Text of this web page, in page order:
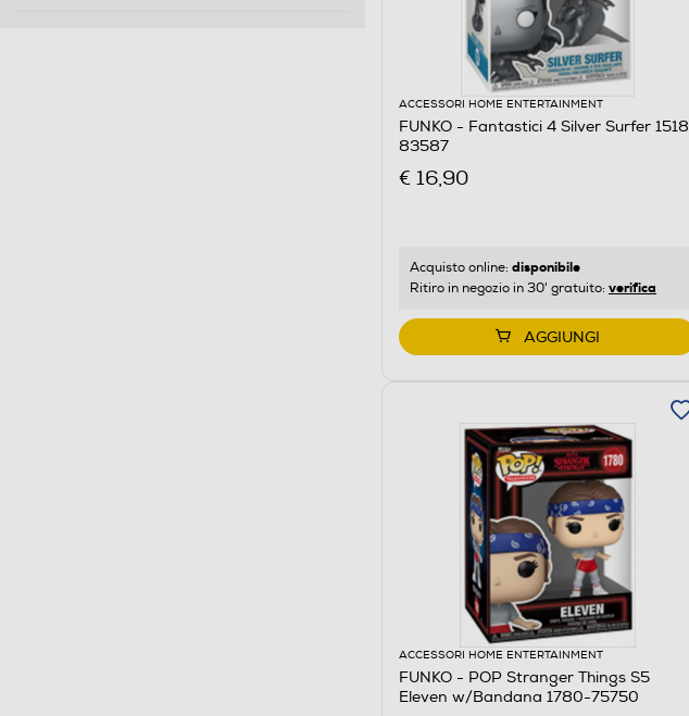
ACCESSORI HOME ENTERTAINMENT
FUNKO - Fantastici 4 Silver Surfer 1518
83587
€ 16,90
Acquisto online: disponibile
Ritiro in negozio in 30' gratuito: verifica
AGGIUNGI
ACCESSORI HOME ENTERTAINMENT
FUNKO - POP Stranger Things S5
Eleven w/Bandana 1780-75750